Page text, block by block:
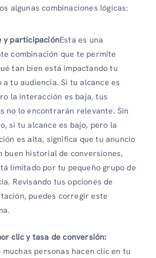
algunas combinaciones lógicas:
y participaciónEsta es una
combinación que te permite
tan bien está impactando tu
a tu audiencia. Si tu alcance es
la interacción es baja, tus
no lo encontrarán relevante. Sin
si tu alcance es bajo, pero la
es alta, significa que tu anuncio
buen historial de conversiones,
limitado por tu pequeño grupo de
Revisando tus opciones de
puedes corregir este
clic y tasa de conversión:
muchas personas hacen clic en tu